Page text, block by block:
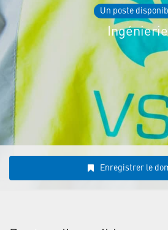
Un poste
Ingénierie
Enregistrer le